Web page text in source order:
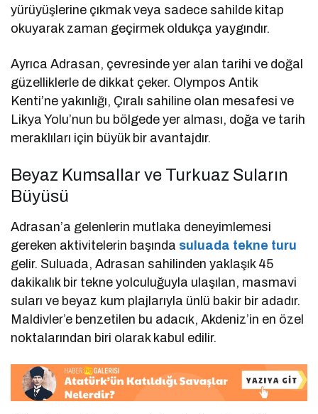
yürüyüşlerine çıkmak veya sadece sahilde kitap
okuyarak zaman geçirmek oldukça yaygındır.
Ayrıca Adrasan, çevresinde yer alan tarihi ve doğal
güzelliklerle de dikkat çeker. Olympos Antik
Kenti’ne yakınlığı, Çıralı sahiline olan mesafesi ve
Likya Yolu’nun bu bölgede yer alması, doğa ve tarih
meraklıları için büyük bir avantajdır.
Beyaz Kumsallar ve Turkuaz Suların
Büyüsü
Adrasan’a gelenlerin mutlaka deneyimlemesi
gereken aktivitelerin başında suluada tekne turu
gelir. Suluada, Adrasan sahilinden yaklaşık 45
dakikalık bir tekne yolculuğuyla ulaşılan, masmavi
suları ve beyaz kum plajlarıyla ünlü bakir bir adadır.
Maldivler’e benzetilen bu adacık, Akdeniz’in en özel
noktalarından biri olarak kabul edilir.